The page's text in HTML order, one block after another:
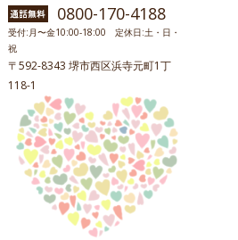
0800-170-4188
受付:月〜金10:00-18:00 定休日:土・日・
祝
〒592-8343 堺市西区浜寺元町1丁
118-1